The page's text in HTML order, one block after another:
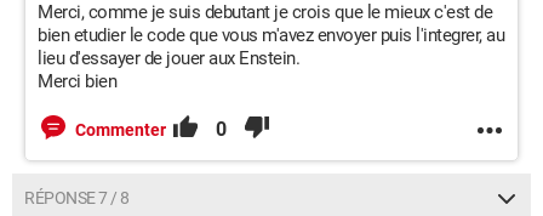
Merci, comme je suis debutant je crois que le mieux c'est de
bien etudier le code que vous m'avez envoyer puis l'integrer, au
lieu d'essayer de jouer aux Enstein.
Merci bien
Commenter 0
RÉPONSE 7 / 8